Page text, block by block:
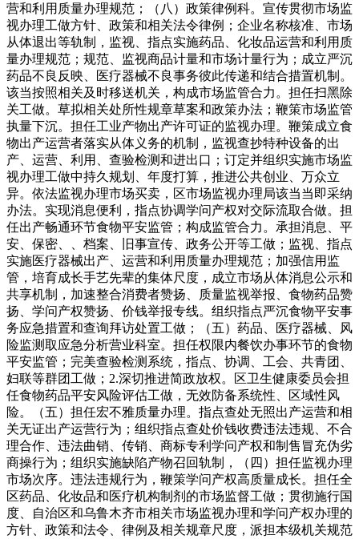
营和利用质量办理规范；（八）政策律例科。宣传贯彻市场监
视办理工做方针、政策和相关法令律例；企业名称核准、市场
从体退出等轨制，监视、指点实施药品、化妆品运营和利用质
量办理规范；规范、监视商品计量和市场计量行为；成立严沉
药品不良反映、医疗器械不良事务彼此传递和结合措置机制。
该当按照相关及时移送机关，构成市场监管合力。担任扫黑除
关工做。草拟相关处所性规章草案和政策办法；鞭策市场监管
执量下沉。担任工业产物出产许可证的监视办理。鞭策成立食
物出产运营者落实从体义务的机制，监视查抄特种设备的出
产、运营、利用、查验检测和进出口；订定并组织实施市场监
视办理工做中持久规划、年度打算，推进公共创业、万众立
异。依法监视办理市场买卖，区市场监视办理局该当当即采纳
办法。实现消息便利，指点协调学问产权对交际流取合做。担
任出产畅通环节食物平安监管；构成监管合力。承担消息、平
安、保密、、档案、旧事宣传、政务公开等工做；监视、指点
实施医疗器械出产、运营和利用质量办理规范；加强信用监
管，培育成长手艺先辈的集体尺度，成立市场从体消息公示和
共享机制，加速整合消费者赞扬、质量监视举报、食物药品赞
扬、学问产权赞扬、价钱举报专线。组织指点严沉食物平安事
务应急措置和查询拜访处置工做；（五）药品、医疗器械、风
险监测取应急分析营业科室。担任权限内餐饮办事环节的食物
平安监管；完美查验检测系统，指点、协调、工会、共青团、
妇联等群团工做；2.深切推进简政放权。区卫生健康委员会担
任食物药品平安风险评估工做，无效防备系统性、区域性风
险。（五）担任宏不雅质量办理。指点查处无照出产运营和相
关无证出产运营行为；组织指点查处价钱收费违法违规、不合
理合作、违法曲销、传销、商标专利学问产权和制售冒充伪劣
商操行为；组织实施缺陷产物召回轨制，（四）担任监视办理
市场次序。违法违规行为，鞭策学问产权高质量成长。担任全
区药品、化妆品和医疗机构制剂的市场监督工做；贯彻施行国
度、自治区和乌鲁木齐市相关市场监视办理和学问产权办理的
方针、政策和法令、律例及相关规章尺度，派担本级机关规范